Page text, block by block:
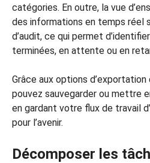
catégories. En outre, la vue
des informations en temps réel
d’audit, ce qui permet
terminées, en attente ou en
Grâce aux options d’exportation
pouvez sauvegarder ou mettre
en gardant votre flux de travail
pour l’avenir.
Décomposer les